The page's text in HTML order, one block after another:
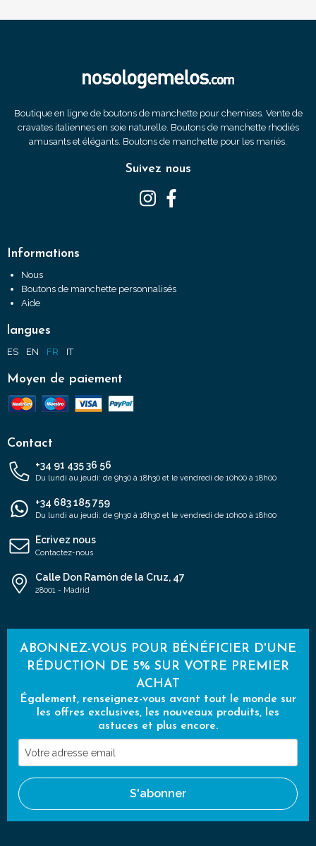
Boutique en ligne de boutons de manchette pour chemises. Vente de
cravates italiennes en soie naturelle. Boutons de manchette rhodiés
amusants et élégants. Boutons de manchette pour les mariés.
Suivez nous
Informations
Nous
Boutons de manchette personnalisés
Aide
langues
ES EN FR IT
Moyen de paiement
Contact
+34 91 435 36 56
Du lundi au jeudi: de 9h30 à 18h30 et le vendredi de 10h00 à 18h00
+34 683 185 759
Du lundi au jeudi: de 9h30 à 18h30 et le vendredi de 10h00 à 18h00
Ecrivez nous
Contactez-nous
Calle Don Ramón de la Cruz, 47
28001 - Madrid
ABONNEZ-VOUS POUR BÉNÉFICIER D'UNE
RÉDUCTION DE 5% SUR VOTRE PREMIER
ACHAT
Également, renseignez-vous avant tout le monde sur
les offres exclusives, les nouveaux produits, les
astuces et plus encore.
Votre
adresse
email
S'abonner